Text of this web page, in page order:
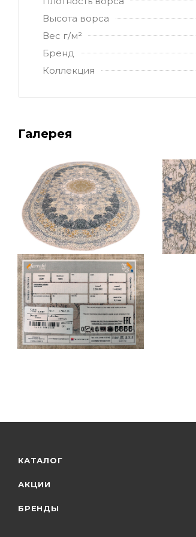
Высота ворса
Вес г/м²
Бренд
Коллекция
Галерея
КАТАЛОГ
АКЦИИ
БРЕНДЫ